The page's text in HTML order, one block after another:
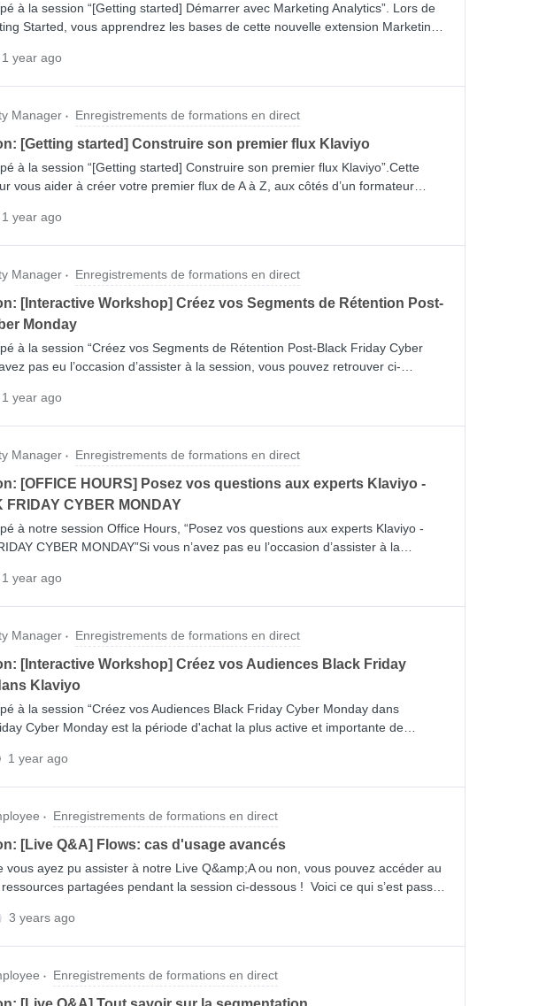
à la session “[Getting started] Démarrer avec Marketing Analytics”. Lors de
Started, vous apprendrez les bases de cette nouvelle extension Marketing
d’utilisation.Retrouvez l’enregistrement de notre session ci-
l’entonnoir
1 year ago
Manager Enregistrements de formations en direct
[Getting started] Construire son premier flux Klaviyo
à la session “[Getting started] Construire son premier flux Klaviyo”.Cette
vous aider à créer votre premier flux de A à Z, aux côtés d’un formateur
leur première conversion.Retrouvez l’enregistrement de notre session ci-
1 year ago
Manager Enregistrements de formations en direct
[Interactive Workshop] Créez vos Segments de Rétention Post-
Monday
à la session “Créez vos Segments de Rétention Post-Black Friday Cyber
pas eu l’occasion d’assister à la session, vous pouvez retrouver ci-
Post-Black Friday Cyber Monday[Help article] Comment créer des
dans l'email
1 year ago
Manager Enregistrements de formations en direct
[OFFICE HOURS] Posez vos questions aux experts Klaviyo -
FRIDAY CYBER MONDAY
à notre session Office Hours, “Posez vos questions aux experts Klaviyo -
CYBER MONDAY”Si vous n’avez pas eu l’occasion d’assister à la
1 year ago
Manager Enregistrements de formations en direct
[Interactive Workshop] Créez vos Audiences Black Friday
Klaviyo
à la session “Créez vos Audiences Black Friday Cyber Monday dans
Cyber Monday est la période d'achat la plus active et importante de
un message qui ne les correspond pas ?Notre atelier interactif permet de
et Cyber Monday afin d’augmenter l’engagement et les conversions.Si
d’assister à la session, vous pouvez retrouver ci-dessous
1 year ago
Enregistrements de formations en direct
[Live Q&A] Flows: cas d'usage avancés
vous ayez pu assister à notre Live Q&amp;A ou non, vous pouvez accéder au
partagées pendant la session ci-dessous ! Voici ce qui s’est passé
de navigation (browse abandonment), réapprovisionnement
pour recevoir des conseils stratégiques. Vous pouvez
questionnaire pour être connecté à l’un de nos partenaires techniques
3 years ago
Enregistrements de formations en direct